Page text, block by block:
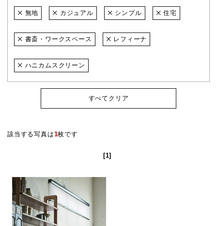
無地 カジュアル シンプル 住宅
書斎・ワークスペース レフィーナ
ハニカムスクリーン
すべてクリア
該当する写真は1枚です
[1]